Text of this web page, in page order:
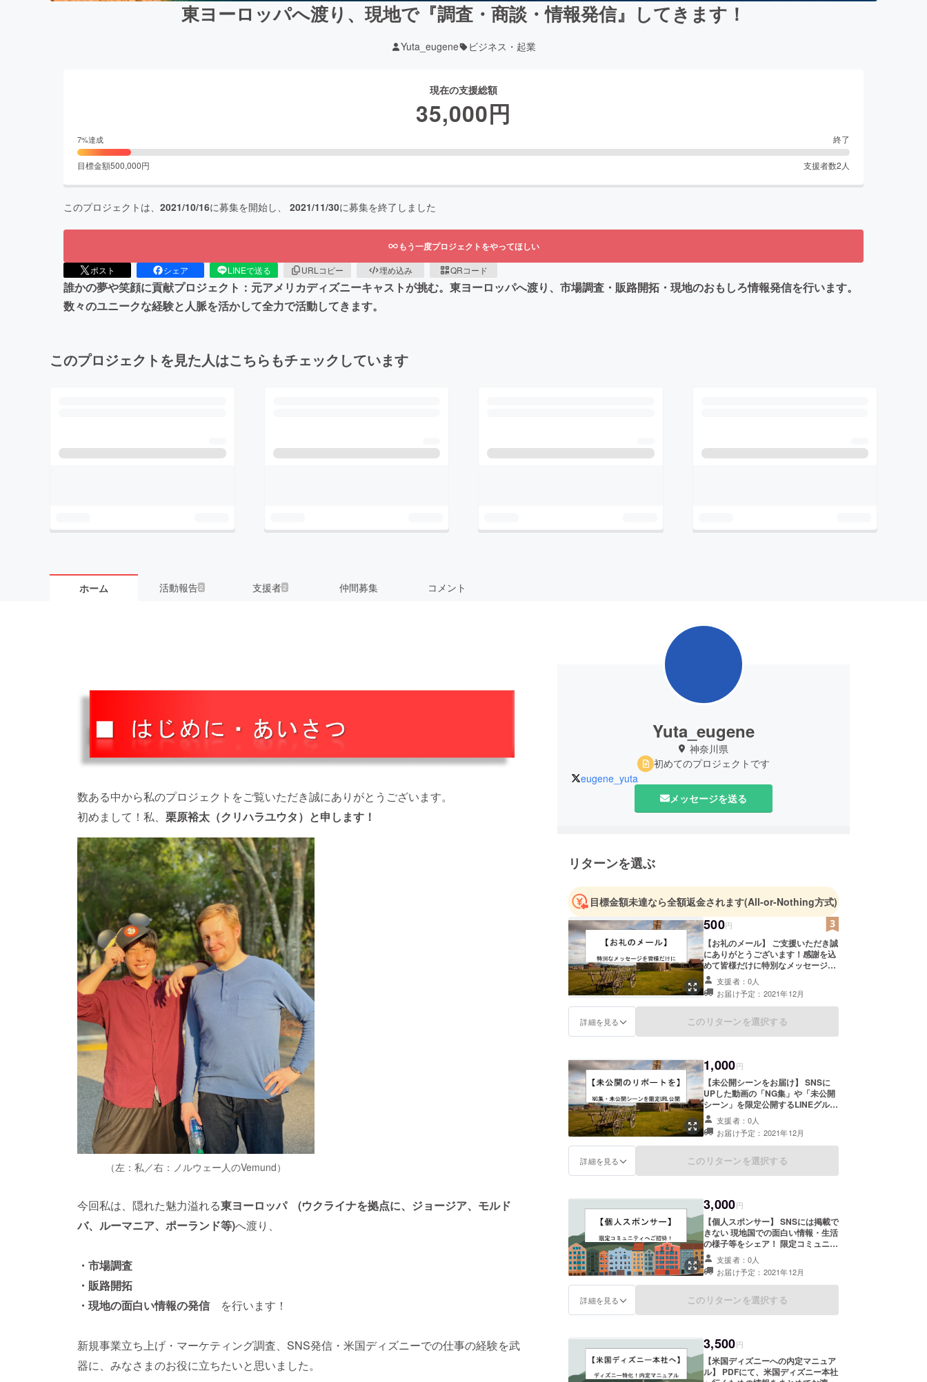
東ヨーロッパへ渡り、現地で『調査・商談・情報発信』してきます！
Yuta_eugene ビジネス・起業
現在の支援総額
35,000円
7%達成 終了
目標金額500,000円 支援者数2 人
このプロジェクトは、 2021/10/16に募集を開始し、 2021/11/30に募集を終了しました
もう一度プロジェクトをやってほしい
ポスト シェア LINEで送る URLコピー 埋め込み QRコード
誰かの夢や笑顔に貢献プロジェクト：元アメリカディズニーキャストが挑む。東ヨーロッパへ渡り、市場調査・販路開拓・現地のおもしろ情報発信を行います。
数々のユニークな経験と人脈を活かして全力で活動してきます。
このプロジェクトを見た人はこちらもチェックしています
ホーム 活動報告2 支援者2 仲間募集 コメント
数ある中から私のプロジェクトをご覧いただき誠にありがとうございます。
初めまして！私、 栗原裕太（クリハラユウタ）と申します！
（左：私／右：ノルウェー人のVemund）
今回私は、隠れた魅力溢れる東ヨーロッパ (ウクライナを拠点に、ジョージア、モルド
バ、ルーマニア、ポーランド等)へ渡り、
・市場調査
・販路開拓
・現地の面白い情報の発信 を行います！
新規事業立ち上げ・マーケティング調査、SNS発信・米国ディズニーでの仕事の経験を武
器に、みなさまのお役に立ちたいと思いました。
Yuta_eugene
神奈川県
初めてのプロジェクトです
eugene_yuta
メッセージを送る
リターンを選ぶ
目標金額未達なら全額返金されます(All-or-Nothing方式)
500円
【お礼のメール】 ご支援いただき誠
にありがとうございます！感謝を込
めて皆様だけに特別なメッセージを
お送りさせていただきます。 ・内容
①感謝の言葉 ②私の想い ③シーク
レットメッセージ ワクワクをどこま
でも追い求めましょう！
支援者：0人
お届け予定：2021年12月
詳細を見る このリターンを選択する
1,000円
【未公開シーンをお届け】 SNSに
UPした動画の「NG集」や「未公開
シーン」を限定公開するLINEグルー
プへ招待します！ ※【個人スポン
サー】とは違い、双方のやり取りは
発生いたしません。限定公開URLを
送る場としてのみ活用いたします。
※【個人スポンサー】のコミュニ
支援者：0人
お届け予定：2021年12月
詳細を見る このリターンを選択する
3,000円
【個人スポンサー】 SNSには掲載で
きない 現地国での面白い情報・生活
の様子等をシェア！ 限定コミュニ
ティ（LINEグループ）にご招待！
海外留学検討中の方や、海外旅行好
きな方、移住検討中の方向け！ 参加
型の企画なども！現地人の生の声も
聞いてきます！ 詳細はメールにて！
支援者：0人
お届け予定：2021年12月
詳細を見る このリターンを選択する
3,500円
【米国ディズニーへの内定マニュア
ル】 PDFにて、米国ディズニー本社